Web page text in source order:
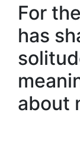
For
has
about